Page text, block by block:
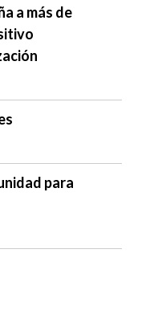
a más de
para